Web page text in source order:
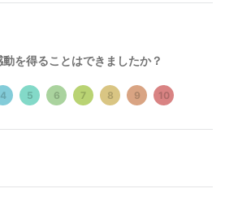
を得ることはできましたか？
4 5 6 7 8 9 10